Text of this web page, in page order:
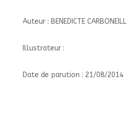
Auteur : BENEDICTE CARBONEILL
Illustrateur :
Date de parution : 21/08/2014